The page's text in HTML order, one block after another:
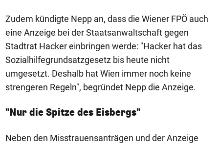
Zudem kündigte Nepp an, dass die Wiener FPÖ auch
eine Anzeige bei der Staatsanwaltschaft gegen
Stadtrat Hacker einbringen werde: "Hacker hat das
Sozialhilfegrundsatzgesetz bis heute nicht
umgesetzt. Deshalb hat Wien immer noch keine
strengeren Regeln", begründet Nepp die Anzeige.
"Nur die Spitze des Eisbergs"
Neben den Misstrauensanträgen und der Anzeige